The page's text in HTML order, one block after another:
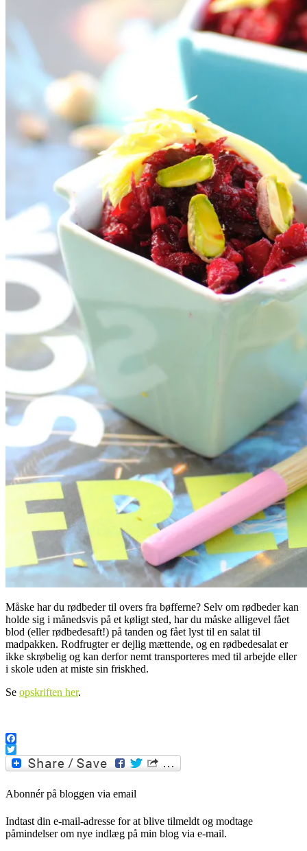
Måske har du rødbeder til overs fra bøfferne? Selv om rødbeder kan
holde sig i månedsvis på et køligt sted, har du måske alligevel fået
blod (eller rødbedesaft!) på tanden og fået lyst til en salat til
madpakken. Rodfrugter er dejlig mættende, og en rødbedesalat er
ikke skrøbelig og kan derfor nemt transporteres med til arbejde eller
i skole uden at miste sin friskhed.
Se opskriften her.
Facebook
Twitter
Abonnér på bloggen via email
Indtast din e-mail-adresse for at blive tilmeldt og modtage
påmindelser om nye indlæg på min blog via e-mail.